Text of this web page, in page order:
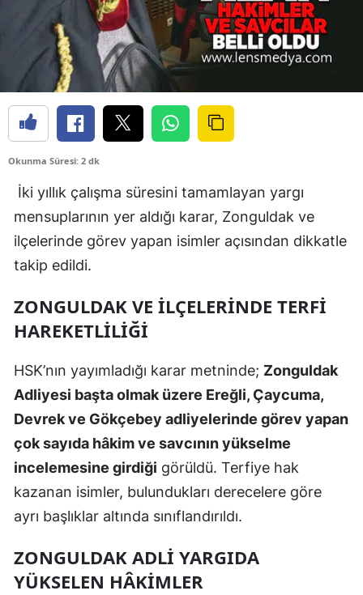
Okunma Süresi: 2 dk
İki yıllık çalışma süresini tamamlayan yargı
mensuplarının yer aldığı karar, Zonguldak ve
ilçelerinde görev yapan isimler açısından dikkatle
takip edildi.
ZONGULDAK VE İLÇELERINDE TERFI
HAREKETLILIĞI
HSK’nın yayımladığı karar metninde; Zonguldak
Adliyesi başta olmak üzere Ereğli, Çaycuma,
Devrek ve Gökçebey adliyelerinde görev yapan
çok sayıda hâkim ve savcının yükselme
incelemesine girdiği görüldü. Terfiye hak
kazanan isimler, bulundukları derecelere göre
ayrı başlıklar altında sınıflandırıldı.
ZONGULDAK ADLI YARGIDA
YÜKSELEN HÂKIMLER